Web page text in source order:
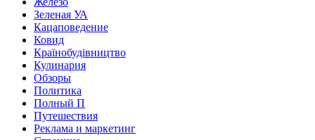
Зеленая УА
Кацаповедение
Ковид
Країнобудівництво
Кулинария
Обзоры
Политика
Полный П
Путешествия
Реклама и маркетинг